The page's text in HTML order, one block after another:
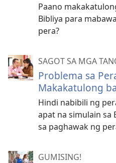
Paano
Bibliya para
pera?
SAGOT SA MGA
Problema sa
Makakatulong
Hindi nabibili ng
apat na simulain sa
sa paghawak ng
GUMISING!